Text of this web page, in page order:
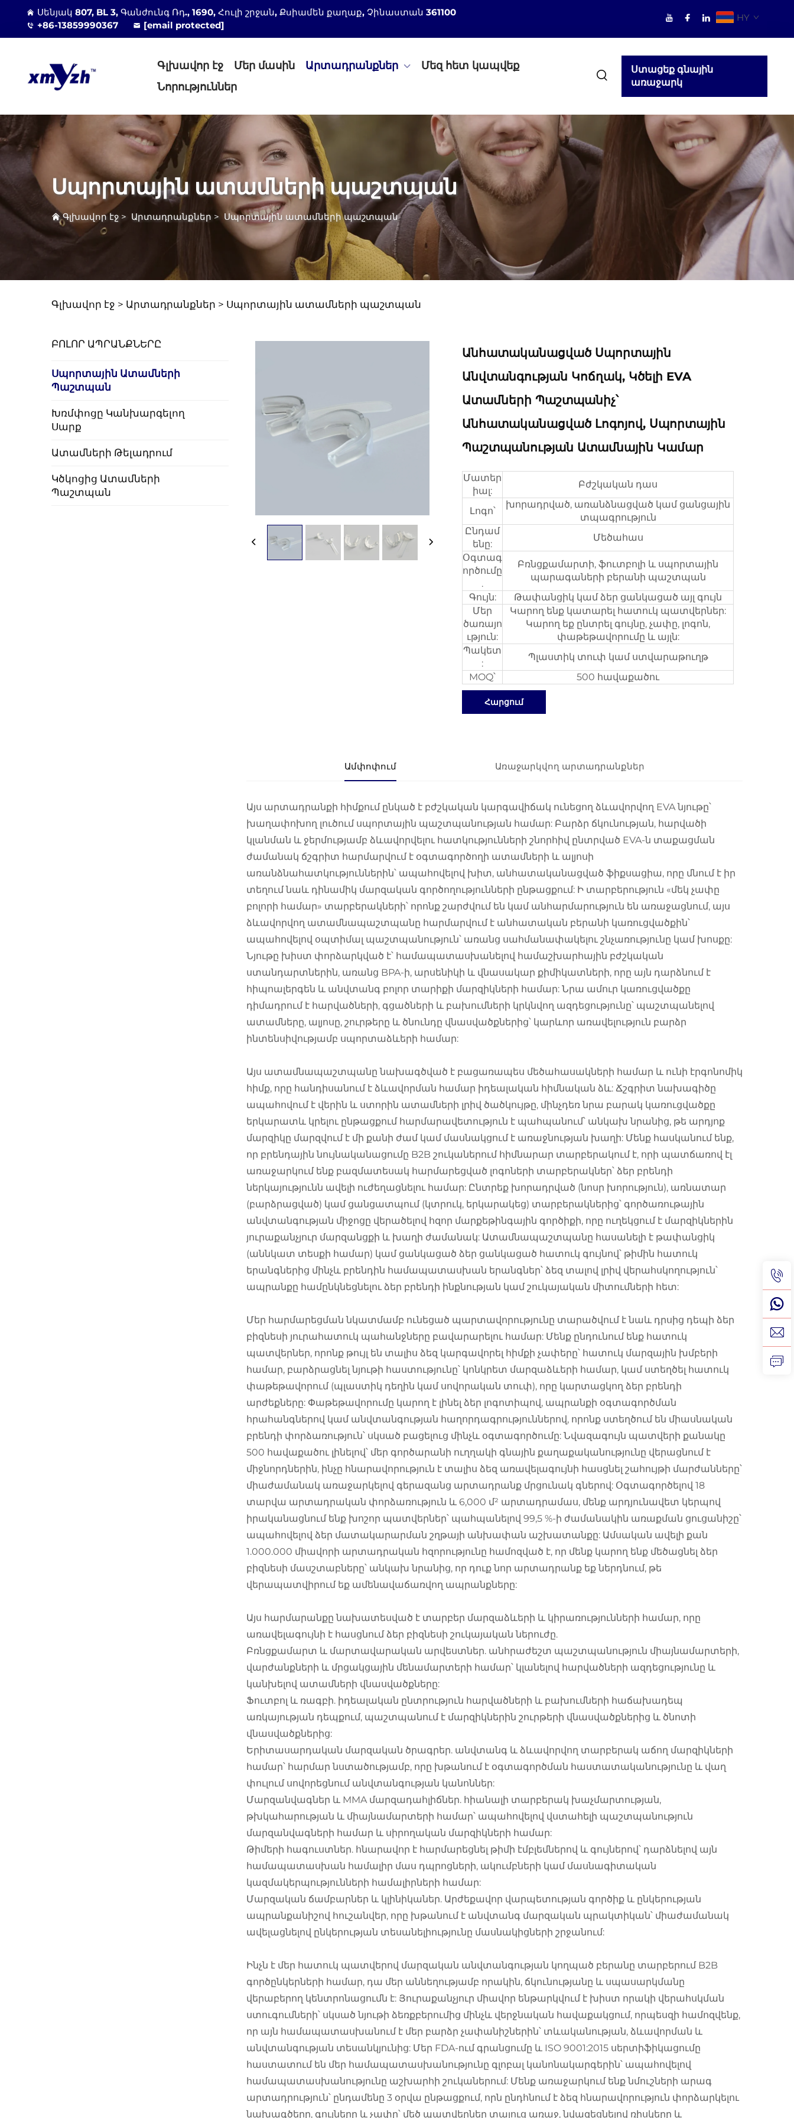
Սենյակ 807, BL 3, Գանժունգ Ռդ., 1690, Հուլի շրջան, Քսիամեն քաղաք, Չինաստան 361100
+86-13859990367
[email protected]
HY
Գլխավոր էջ Մեր մասին Արտադրանքներ
Մեզ հետ կապվեք
Նորություններ
Ստացեք գնային
առաջարկ
Սպորտային ատամների պաշտպան
Գլխավոր էջ> Արտադրանքներ > Սպորտային ատամների պաշտպան
Գլխավոր էջ > Արտադրանքներ > Սպորտային ատամների պաշտպան
ԲՈԼՈՐ ԱՊՐԱՆՔՆԵՐԸ
Սպորտային Ատամների
Պաշտպան
Խռմփոցը Կանխարգելող
Սարք
Ատամների Թելադրում
Կծկոցից Ատամների
Պաշտպան
Անհատականացված Սպորտային
Անվտանգության Կոճղակ, Կծելի EVA
Ատամների Պաշտպանիչ՝
Անհատականացված Լոգոյով, Սպորտային
Պաշտպանության Ատամնային Կամար
Մատեր
իալ:
Բժշկական դաս
Լոգո՝
խորադրված, առանձնացված կամ ցանցային
տպագրություն
Ընդամ
ենը:
Մեծահաս
Օգտագ
ործումը
.
Բռնցքամարտի, ֆուտբոլի և սպորտային
պարագաների բերանի պաշտպան
Գույն:
Թափանցիկ կամ ձեր ցանկացած այլ գույն
Մեր
ծառայո
ւթյուն:
Կարող ենք կատարել հատուկ պատվերներ:
Կարող եք ընտրել գույնը, չափը, լոգոն,
փաթեթավորումը և այլն:
Պակետ
:
Պլաստիկ տուփ կամ ստվարաթուղթ
MOQ՝
500 հավաքածու
Հարցում
Ամփոփում Առաջարկվող արտադրանքներ
Այս արտադրանքի հիմքում ընկած է բժշկական կարգավիճակ ունեցող ձևավորվող EVA նյութը՝
խաղափոխող լուծում սպորտային պաշտպանության համար: Բարձր ճկունության, հարվածի
կլանման և ջերմությամբ ձևավորվելու հատկությունների շնորհիվ ընտրված EVA-ն տաքացման
ժամանակ ճշգրիտ հարմարվում է օգտագործողի ատամների և ալյոսի
առանձնահատկություններին՝ ապահովելով խիտ, անհատականացված ֆիքսացիա, որը մնում է իր
տեղում նաև դինամիկ մարզական գործողությունների ընթացքում: Ի տարբերություն «մեկ չափը
բոլորի համար» տարբերակների՝ որոնք շարժվում են կամ անհարմարություն են առաջացնում, այս
ձևավորվող ատամնապաշտպանը հարմարվում է անհատական բերանի կառուցվածքին՝
ապահովելով օպտիմալ պաշտպանություն՝ առանց սահմանափակելու շնչառությունը կամ խոսքը:
Նյութը խիստ փորձարկված է՝ համապատասխանելով համաշխարհային բժշկական
ստանդարտներին, առանց BPA-ի, արսենիկի և վնասակար քիմիկատների, որը այն դարձնում է
հիպոալերգեն և անվտանգ բոլոր տարիքի մարզիկների համար: Նրա ամուր կառուցվածքը
դիմադրում է հարվածների, գցածների և բախումների կրկնվող ազդեցությունը՝ պաշտպանելով
ատամները, ալյոսը, շուրթերը և ծնունդը վնասվածքներից՝ կարևոր առավելություն բարձր
ինտենսիվությամբ սպորտաձևերի համար:
Այս ատամնապաշտպանը նախագծված է բացառապես մեծահասակների համար և ունի էրգոնոմիկ
հիմք, որը հանդիսանում է ձևավորման համար իդեալական հիմնական ձև: Ճշգրիտ նախագիծը
ապահովում է վերին և ստորին ատամների լրիվ ծածկույթը, մինչդեռ նրա բարակ կառուցվածքը
երկարատև կրելու ընթացքում հարմարավետություն է պահպանում՝ անկախ նրանից, թե արդյոք
մարզիկը մարզվում է մի քանի ժամ կամ մասնակցում է առաջնության խաղի: Մենք հասկանում ենք,
որ բրենդային նույնականացումը B2B շուկաներում հիմնարար տարբերակում է, որի պատճառով էլ
առաջարկում ենք բազմատեսակ հարմարեցված լոգոների տարբերակներ՝ ձեր բրենդի
ներկայությունն ավելի ուժեղացնելու համար: Ընտրեք խորադրված (նոսր խորություն), առնատար
(բարձրացված) կամ ցանցատպում (կտրուկ, երկարակեց) տարբերակներից՝ գործառութային
անվտանգության միջոցը վերածելով հզոր մարքեթինգային գործիքի, որը ուղեկցում է մարզիկներին
յուրաքանչյուր մարզանցքի և խաղի ժամանակ: Ատամնապաշտպանը հասանելի է թափանցիկ
(աննկատ տեսքի համար) կամ ցանկացած ձեր ցանկացած հատուկ գույնով՝ թիմին հատուկ
երանգներից մինչև բրենդին համապատասխան երանգներ՝ ձեզ տալով լրիվ վերահսկողություն՝
ապրանքը համընկնեցնելու ձեր բրենդի ինքնության կամ շուկայական միտումների հետ:
Մեր հարմարեցման նկատմամբ ունեցած պարտավորությունը տարածվում է նաև դրսից դեպի ձեր
բիզնեսի յուրահատուկ պահանջները բավարարելու համար: Մենք ընդունում ենք հատուկ
պատվերներ, որոնք թույլ են տալիս ձեզ կարգավորել հիմքի չափերը՝ հատուկ մարզային խմբերի
համար, բարձրացնել նյութի հաստությունը՝ կոնկրետ մարզաձևերի համար, կամ ստեղծել հատուկ
փաթեթավորում (պլաստիկ դեղին կամ սովորական տուփ), որը կարտացկող ձեր բրենդի
արժեքները: Փաթեթավորումը կարող է լինել ձեր լոգոտիպով, ապրանքի օգտագործման
հրահանգներով կամ անվտանգության հաղորդագրություններով, որոնք ստեղծում են միասնական
բրենդի փորձառություն՝ սկսած բացելուց մինչև օգտագործումը: Նվազագույն պատվերի քանակը
500 հավաքածու լինելով՝ մեր գործարանի ուղղակի գնային քաղաքականությունը վերացնում է
միջնորդներին, ինչը հնարավորություն է տալիս ձեզ առավելագույնի հասցնել շահույթի մարժանները՝
միաժամանակ առաջարկելով գերազանց արտադրանք մրցունակ գներով: Օգտագործելով 18
տարվա արտադրական փորձառություն և 6,000 մ² արտադրամաս, մենք արդյունավետ կերպով
իրականացնում ենք խոշոր պատվերներ՝ պահպանելով 99,5 %-ի ժամանակին առաքման ցուցանիշը՝
ապահովելով ձեր մատակարարման շղթայի անխափան աշխատանքը: Ամսական ավելի քան
1.000.000 միավորի արտադրական հզորությունը համոզված է, որ մենք կարող ենք մեծացնել ձեր
բիզնեսի մասշտաբները՝ անկախ նրանից, որ դուք նոր արտադրանք եք ներդնում, թե
վերապատվիրում եք ամենավաճառվող ապրանքները:
Այս հարմարանքը նախատեսված է տարբեր մարզաձևերի և կիրառությունների համար, որը
առավելագույնի է հասցնում ձեր բիզնեսի շուկայական ներուժը.
Բռնցքամարտ և մարտավարական արվեստներ. անհրաժեշտ պաշտպանություն միայնամարտերի,
վարժանքների և մրցակցային մենամարտերի համար՝ կլանելով հարվածների ազդեցությունը և
կանխելով ատամների վնասվածքները:
Ֆուտբոլ և ռագբի. իդեալական ընտրություն հարվածների և բախումների հաճախադեպ
առկայության դեպքում, պաշտպանում է մարզիկներին շուրթերի վնասվածքներից և ծնոտի
վնասվածքներից:
Երիտասարդական մարզական ծրագրեր. անվտանգ և ձևավորվող տարբերակ աճող մարզիկների
համար՝ հարմար նստածությամբ, որը խթանում է օգտագործման հաստատականությունը և վաղ
փուլում սովորեցնում անվտանգության կանոններ:
Մարզանվագներ և MMA մարզադահլիճներ. հիանալի տարբերակ խաչմարտության,
թխկահարության և միայնամարտերի համար՝ ապահովելով վստահելի պաշտպանություն
մարզանվագների համար և սիրողական մարզիկների համար:
Թիմերի հագուստներ. հնարավոր է հարմարեցնել թիմի էմբլեմներով և գույներով՝ դարձնելով այն
համապատասխան համալիր մաս դպրոցների, ակումբների կամ մասնագիտական
կազմակերպությունների համալիրների համար:
Մարզական ճամբարներ և կլինիկաներ. Արժեքավոր վարպետության գործիք և ընկերության
ապրանքանիշով հուշանվեր, որը խթանում է անվտանգ մարզական պրակտիկան՝ միաժամանակ
ավելացնելով ընկերության տեսանելիությունը մասնակիցների շրջանում:
Ինչն է մեր հատուկ պատվերով մարզական անվտանգության կողպած բերանը տարբերում B2B
գործընկերների համար, դա մեր աննեղությամբ որակին, ճկունությանը և սպասարկմանը
վերաբերող կենտրոնացումն է: Յուրաքանչյուր միավոր ենթարկվում է խիստ որակի վերահսկման
ստուգումների՝ սկսած նյութի ձեռքբերումից մինչև վերջնական հավաքակցում, որպեսզի համոզվենք,
որ այն համապատասխանում է մեր բարձր չափանիշներին՝ տևականության, ձևավորման և
անվտանգության տեսանկյունից: Մեր FDA-ում գրանցումը և ISO 9001:2015 սերտիֆիկացումը
հաստատում են մեր համապատասխանությունը գլոբալ կանոնակարգերին՝ ապահովելով
համապատասխանությունը աշխարհի շուկաներում: Մենք առաջարկում ենք նմուշների արագ
արտադրություն՝ ընդամենը 3 օրվա ընթացքում, որն ընդհնում է ձեզ հնարավորություն փորձարկելու
նախագծերը, գույները և չափը՝ մեծ պատվերներ տալուց առաջ, նվազեցնելով ռիսկերը և